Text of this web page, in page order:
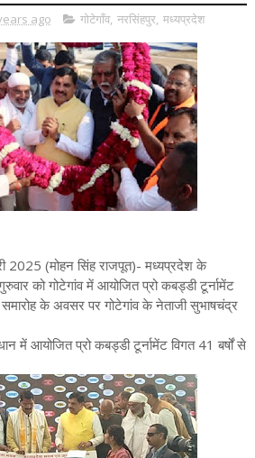
ago गोटेगाँव, नरसिंहपुर, मध्यप्रदेश
2025 (मोहन सिंह राजपूत)- मध्यप्रदेश के
को गोटेगांव में आयोजित प्रो कबड्डी टूर्नामेंट
के अवसर पर गोटेगांव के नेताजी सुभाषचंद्र
में आयोजित प्रो कबड्डी टूर्नामेंट विगत 41 बर्षों से